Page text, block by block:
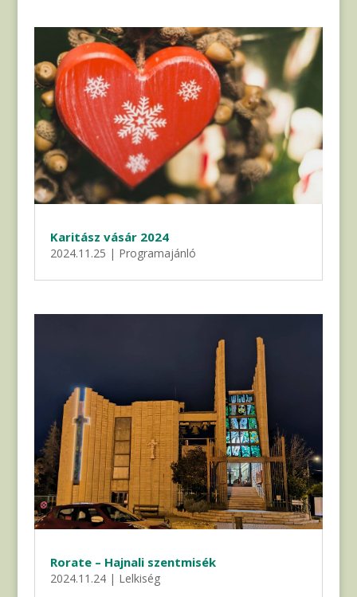
Karitász vásár 2024
2024.11.25 | Programajánló
Rorate – Hajnali szentmisék
2024.11.24| Lelkiség